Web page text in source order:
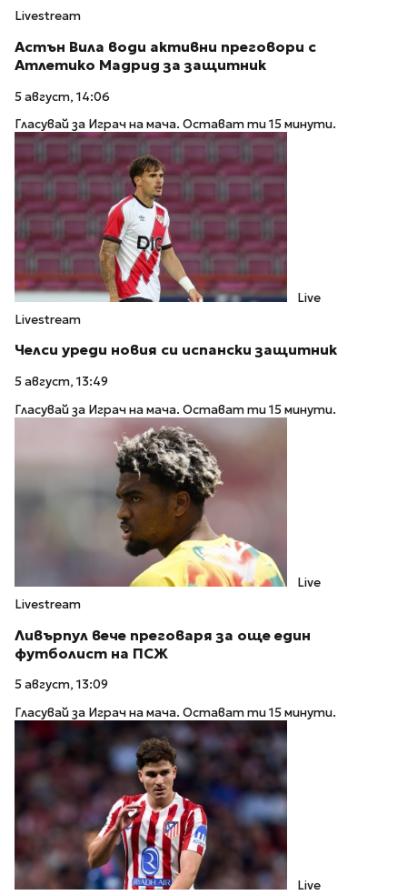
Livestream
Астън Вила води активни преговори с
Атлетико Мадрид за защитник
5 август, 14:06
Гласувай за Играч на мача. Остават ти 15 минути.
Live
Livestream
Челси уреди новия си испански защитник
5 август, 13:49
Гласувай за Играч на мача. Остават ти 15 минути.
Live
Livestream
Ливърпул вече преговаря за още един
футболист на ПСЖ
5 август, 13:09
Гласувай за Играч на мача. Остават ти 15 минути.
Live